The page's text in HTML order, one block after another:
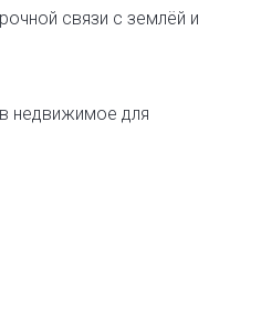
связи с землёй и
недвижимое для